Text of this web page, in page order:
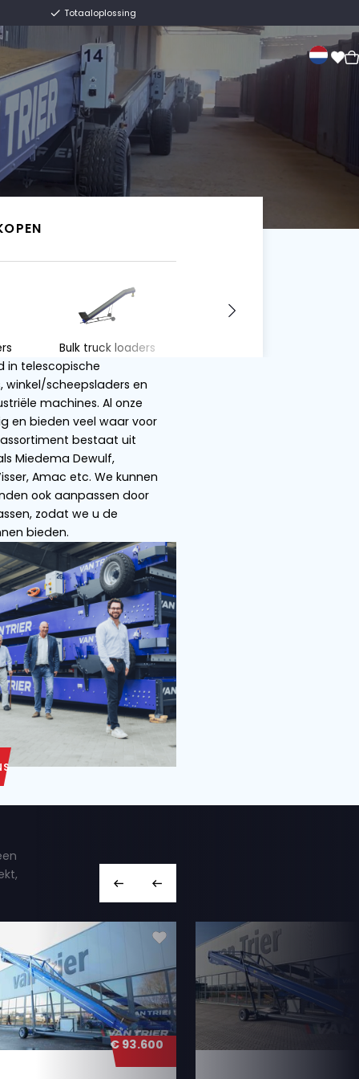
Eeuwenoud familiebedrijf
Over ons Contact
Trier.
IK WIL KOPEN
IK WIL KOPEN
Scheepsbeladers
Trier is gespecialiseerd in telescopische
hoppers, winkel/scheepsladers
landbouw- en industriële machines. Al onze
zijn zeer veelzijdig en bieden veel waar
geld. Ons uitgebreide assortiment bestaat uit
merken zoals Miedema Dewulf,
Grimme, Climax, Visser, Amac etc. We
mobiele transportbanden ook aanpassen
in- en uitvoer aan te passen, zodat we u de
oplossingen kunnen bieden.
maar we hebben ook een